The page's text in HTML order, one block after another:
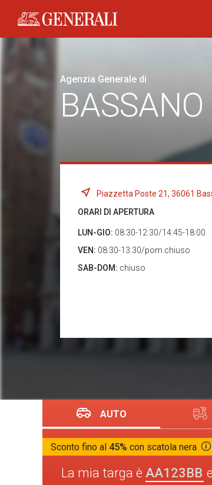
Generali logo
Agenzia Generale di
Piazzetta Poste 21, 36061
ORARI DI APERTURA
LUN-GIO: 08:30-12:30/14:45-18:00
VEN: 08:30-13:30/pom.chiuso
SAB-DOM: chiuso
AUTO
Sconto fino al 45% con scatola nera
La mia targa è